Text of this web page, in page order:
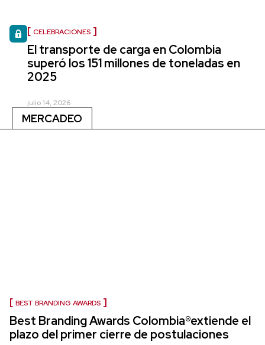
CELEBRACIONES
El transporte de carga en Colombia
superó los 151 millones de toneladas en
2025
julio 14, 2026
MERCADEO
BEST BRANDING AWARDS
Best Branding Awards Colombia®extiende el
plazo del primer cierre de postulaciones